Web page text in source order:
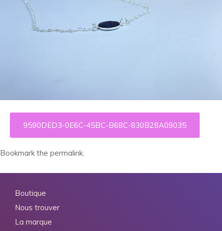
9590DED3-0E6C-45BC-B68C-830B28A09035
Bookmark the permalink.
Boutique
Nous trouver
La marque